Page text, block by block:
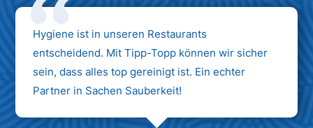
Hygiene ist in unseren Restaurants
entscheidend. Mit Tipp-Topp können wir sicher
sein, dass alles top gereinigt ist. Ein echter
Partner in Sachen Sauberkeit!